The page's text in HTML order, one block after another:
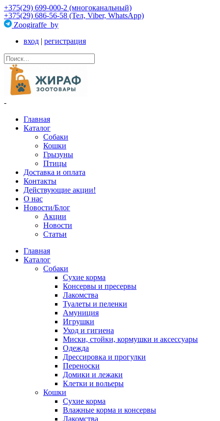
+375(29) 699-000-2 (многоканальный)
+375(29) 686-56-58 (Тел, Viber, WhatsApp)
Zoogiraffe_by
вход | регистрация
-
Главная
Каталог
Собаки
Кошки
Грызуны
Птицы
Доставка и оплата
Контакты
Действующие акции!
О нас
Новости/Блог
Акции
Новости
Статьи
Главная
Каталог
Собаки
Сухие корма
Консервы и пресервы
Лакомства
Туалеты и пеленки
Амуниция
Игрушки
Уход и гигиена
Миски, стойки, кормушки и аксессуары
Одежда
Дрессировка и прогулки
Переноски
Домики и лежаки
Клетки и вольеры
Кошки
Сухие корма
Влажные корма и консервы
Лакомства